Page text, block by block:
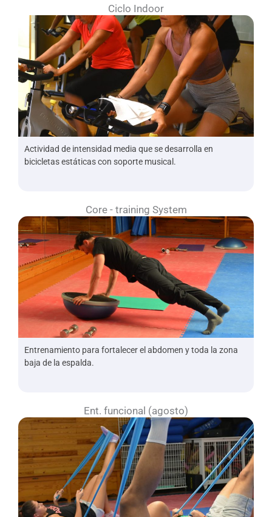
Ciclo Indoor
Actividad de intensidad media que se desarrolla en
bicicletas estáticas con soporte musical.
Core - training System
Entrenamiento para fortalecer el abdomen y toda la zona
baja de la espalda.
Ent. funcional (agosto)